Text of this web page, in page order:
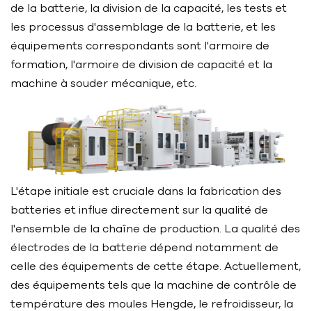
de la batterie, la division de la capacité, les tests et
les processus d'assemblage de la batterie, et les
équipements correspondants sont l'armoire de
formation, l'armoire de division de capacité et la
machine à souder mécanique, etc.
L'étape initiale est cruciale dans la fabrication des
batteries et influe directement sur la qualité de
l'ensemble de la chaîne de production. La qualité des
électrodes de la batterie dépend notamment de
celle des équipements de cette étape. Actuellement,
des équipements tels que la machine de contrôle de
température des moules Hengde, le refroidisseur, la